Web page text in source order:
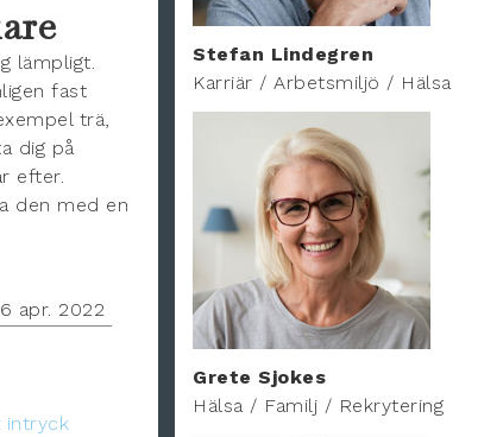
lämpligt.
fast
trä,
dig på
efter.
den med en
apr. 2022
intryck
Stefan Lindegren
Karriär / Arbetsmiljö / Hälsa
Grete Sjokes
Hälsa / Familj / Rekrytering